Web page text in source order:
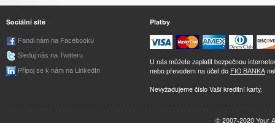
Sociální sítě
Fandi nám na Facebooku
Sleduj nás na Twitteru
Připoj se k nám na LinkedIn
Platby
U nás můžete zaplatit bezpečnou
nebo převodem na účet do FIO BANKA
Nevyžadujeme číslo Vaší kreditní karty.
© 2007-2020 Your